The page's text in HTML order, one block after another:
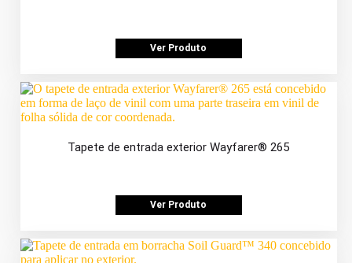
Ver Produto
Tapete de entrada exterior Wayfarer® 265
Ver Produto